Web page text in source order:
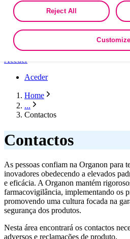
Clinical Training Program
Recursos Úteis
Eventos
Aceder
Aceder
Home
...
Contactos
Contactos
As pessoas confiam na Organon para
inovadores obedecendo a elevados
e eficácia. A Organon mantém
farmacovigilância, implementando os
promovendo uma cultura focada na
segurança dos produtos.
Nesta área encontrará os contactos
adversos e reclamações de produto.
the collection, use, storage, and
as described in the terms of our
Privacy
Reject All
Customize